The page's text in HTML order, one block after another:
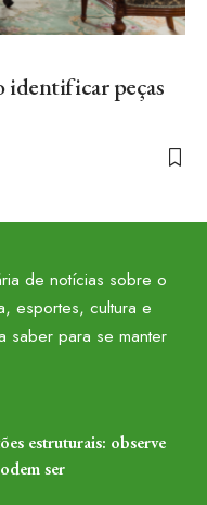
identificar peças
de notícias sobre o
esportes, cultura e
saber para se manter
estruturais: observe
ser